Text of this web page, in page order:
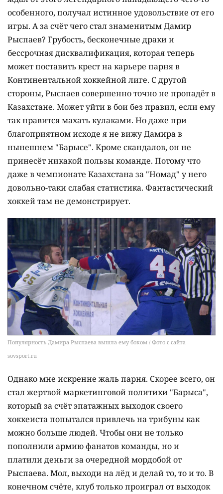
особенного, получал истинное удовольствие от его
игры. А за счёт чего стал знаменитым Дамир
Рыспаев? Грубость, бесконечные драки и
бессрочная дисквалификация, которая теперь
может поставить крест на карьере парня в
Континентальной хоккейной лиге. С другой
стороны, Рыспаев совершенно точно не пропадёт в
Казахстане. Может уйти в бои без правил, если ему
так нравится махать кулаками. Но даже при
благоприятном исходе я не вижу Дамира в
нынешнем "Барысе". Кроме скандалов, он не
принесёт никакой пользы команде. Потому что
даже в чемпионате Казахстана за "Номад" у него
довольно-таки слабая статистика. Фантастический
хоккей там не демонстрирует.
Популярность Дамира Рыспаева вышла ему боком / Фото с сайта
sovsport.ru
Однако мне искренне жаль парня. Скорее всего, он
стал жертвой маркетинговой политики "Барыса",
который за счёт эпатажных выходок своего
хоккеиста попытался привлечь на трибуны как
можно больше людей. Чтобы они не только
пополнили армию фанатов команды, но и
платили деньги за очередной мордобой от
Рыспаева. Мол, выходи на лёд и делай то, то и то. В
конечном счёте, клуб только проиграл от выходок